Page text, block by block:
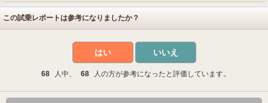
この試乗レポートは参考になりましたか？
はい いいえ
68 人中、 68 人の方が参考になったと評価しています。